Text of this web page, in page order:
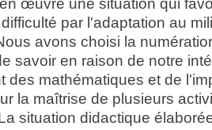
œuvre une situation qui
par l'adaptation au
avons choisi la
savoir en raison de notre
des mathématiques et de
la maîtrise de plusieurs
situation didactique